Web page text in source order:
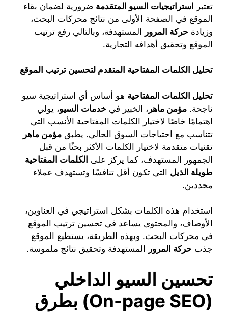
تعتبر استراتيجيات السيو المتقدمة ضرورية لضمان بقاء
الموقع في الصفحة الأولى من نتائج محركات البحث،
وزيادة حركة المرور المستهدفة، وبالتالي رفع ترتيب
الموقع وتحقيق أهدافه التجارية.
تحليل الكلمات المفتاحية المتقدم لتحسين ترتيب الموقع
تحليل الكلمات المفتاحية هو أساس أي استراتيجية سيو
ناجحة. مؤمن ماهر ، الخبير في خدمات السيو، يولي
اهتمامًا خاصًا لاختيار الكلمات المفتاحية الأنسب التي
تتناسب مع احتياجات السوق الحالي. يطبق مؤمن ماهر
تقنيات متقدمة لاختيار الكلمات الأكثر بحثًا من قبل
الجمهور المستهدف، كما يركز على الكلمات المفتاحية
طويلة الذيل التي تكون أقل تنافسًا وتستهدف عملاء
محددين.
استخدام هذه الكلمات بشكل استراتيجي في العناوين،
الأوصاف، والمحتوى يساعد في تحسين ترتيب الموقع
في محركات البحث. وبهذه الطريقة، يستطيع الموقع
جذب حركة المرور المستهدفة وتحقيق نتائج ملموسة.
تحسين السيو الداخلي
(On-page SEO)
بطرق